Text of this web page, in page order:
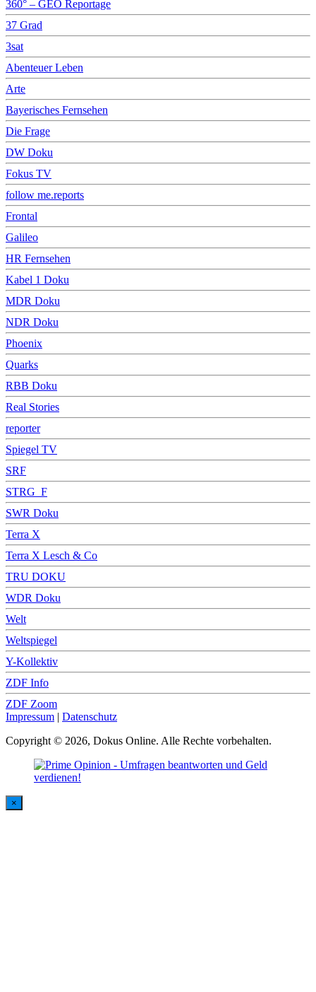
360° – GEO Reportage
37 Grad
3sat
Abenteuer Leben
Arte
Bayerisches Fernsehen
Die Frage
DW Doku
Fokus TV
follow me.reports
Frontal
Galileo
HR Fernsehen
Kabel 1 Doku
MDR Doku
NDR Doku
Phoenix
Quarks
RBB Doku
Real Stories
reporter
Spiegel TV
SRF
STRG_F
SWR Doku
Terra X
Terra X Lesch & Co
TRU DOKU
WDR Doku
Welt
Weltspiegel
Y-Kollektiv
ZDF Info
ZDF Zoom
Impressum | Datenschutz
Copyright © 2026, Dokus Online. Alle Rechte vorbehalten.
×